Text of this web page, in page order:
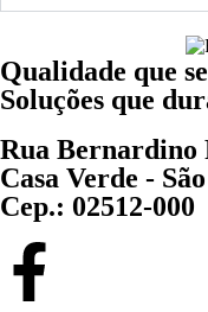
Qualidade que
Soluções que
Rua Bernardino
Casa Verde -
Cep.: 02512-000